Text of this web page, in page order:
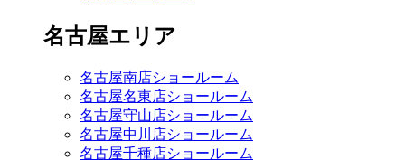
名古屋エリア
名古屋南店ショールーム
名古屋名東店ショールーム
名古屋守山店ショールーム
名古屋中川店ショールーム
名古屋千種店ショールーム